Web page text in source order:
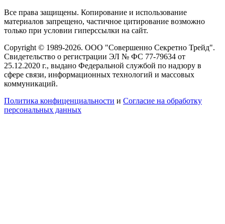
Все права защищены. Копирование и использование
материалов запрещено, частичное цитирование возможно
только при условии гиперссылки на сайт.
Copyright © 1989-2026. ООО "Совершенно Секретно Трейд".
Свидетельство о регистрации ЭЛ № ФС 77-79634 от
25.12.2020 г., выдано Федеральной службой по надзору в
сфере связи, информационных технологий и массовых
коммуникаций.
Политика конфиценциальности и Согласие на обработку
персональных данных